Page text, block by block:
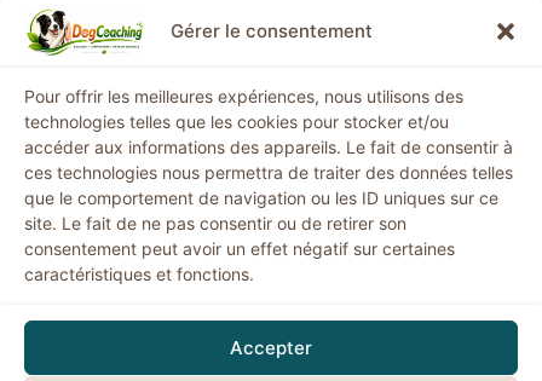
Gérer le consentement
Pour offrir les meilleures expériences, nous utilisons des
technologies telles que les cookies pour stocker et/ou
accéder aux informations des appareils. Le fait de consentir à
ces technologies nous permettra de traiter des données telles
que le comportement de navigation ou les ID uniques sur ce
site. Le fait de ne pas consentir ou de retirer son
consentement peut avoir un effet négatif sur certaines
caractéristiques et fonctions.
Accepter
Informations légales
Mentions légales
Conditions générales de vente
Politique de confidentialité
Politique de remboursement
Politique de cookies